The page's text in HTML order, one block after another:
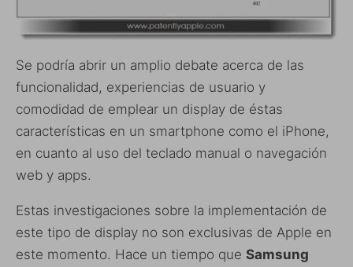
Se podría abrir un amplio debate acerca de las
funcionalidad, experiencias de usuario y
comodidad de emplear un display de éstas
características en un smartphone como el iPhone,
en cuanto al uso del teclado manual o navegación
web y apps.
Estas investigaciones sobre la implementación de
este tipo de display no son exclusivas de Apple en
este momento. Hace un tiempo que Samsung